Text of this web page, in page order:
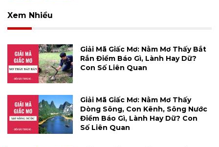
Xem Nhiều
Giải Mã Giấc Mơ: Nằm Mơ Thấy Bắt
Rắn Điềm Báo Gì, Lành Hay Dữ?
Con Số Liên Quan
Giải Mã Giấc Mơ: Nằm Mơ Thấy
Dòng Sông, Con Kênh, Sông Nước
Điềm Báo Gì, Lành Hay Dữ? Con
Số Liên Quan